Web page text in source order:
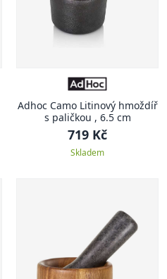
Adhoc Camo Litinový hmoždíř
s paličkou , 6.5 cm
719 Kč
Skladem